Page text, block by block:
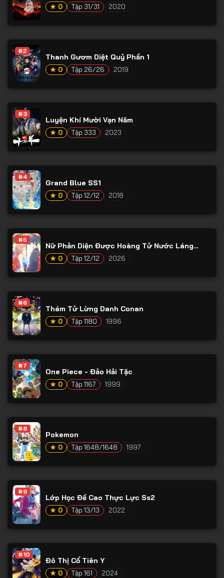
★ 0 Tập 31/31 2020
#2
Thanh Gươm Diệt Quỷ Phần 1
★ 0 Tập 26/26 2019
#3
Luyện Khí Mười Vạn Năm
★ 0 Tập 333 2023
#4
Grand Blue SS1
★ 0 Tập 12/12 2018
#5
Nữ Phản Diện Được Hoàng Tử Nước Láng
Giềng Yêu Mến
★ 0 Tập 12/12 2026
#6
Thám Tử Lừng Danh Conan
★ 0 Tập 1180 1996
#7
One Piece - Đảo Hải Tặc
★ 0 Tập 1167 1999
#8
Pokemon
★ 0 Tập 1648/1648 1997
#9
Lớp Học Đề Cao Thực Lực Ss2
★ 0 Tập 13/13 2022
#10
Đô Thị Cổ Tiên Y
★ 0 Tập 161 2024